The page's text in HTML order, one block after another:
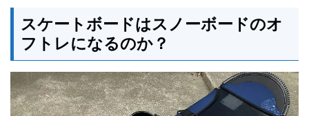
スケートボードはスノーボードのオ
フトレになるのか？